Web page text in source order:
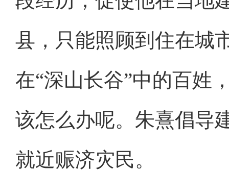
县，只能照顾到住在城
在“深山长谷”中的百姓
该怎么办呢。朱熹倡导
就近赈济灾民。